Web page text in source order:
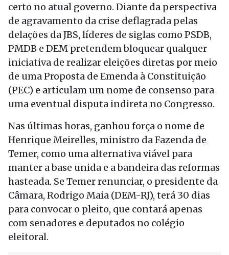
certo no atual governo. Diante da perspectiva
de agravamento da crise deflagrada pelas
delações da JBS, líderes de siglas como PSDB,
PMDB e DEM pretendem bloquear qualquer
iniciativa de realizar eleições diretas por meio
de uma Proposta de Emenda à Constituição
(PEC) e articulam um nome de consenso para
uma eventual disputa indireta no Congresso.
Nas últimas horas, ganhou força o nome de
Henrique Meirelles, ministro da Fazenda de
Temer, como uma alternativa viável para
manter a base unida e a bandeira das reformas
hasteada. Se Temer renunciar, o presidente da
Câmara, Rodrigo Maia (DEM-RJ), terá 30 dias
para convocar o pleito, que contará apenas
com senadores e deputados no colégio
eleitoral.